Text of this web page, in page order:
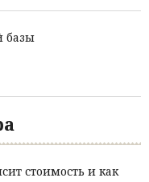
базы
стоимость и как